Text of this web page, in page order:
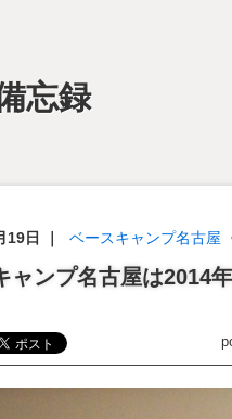
忘録
19日 ベースキャンプ名古屋
ャンプ名古屋は2014